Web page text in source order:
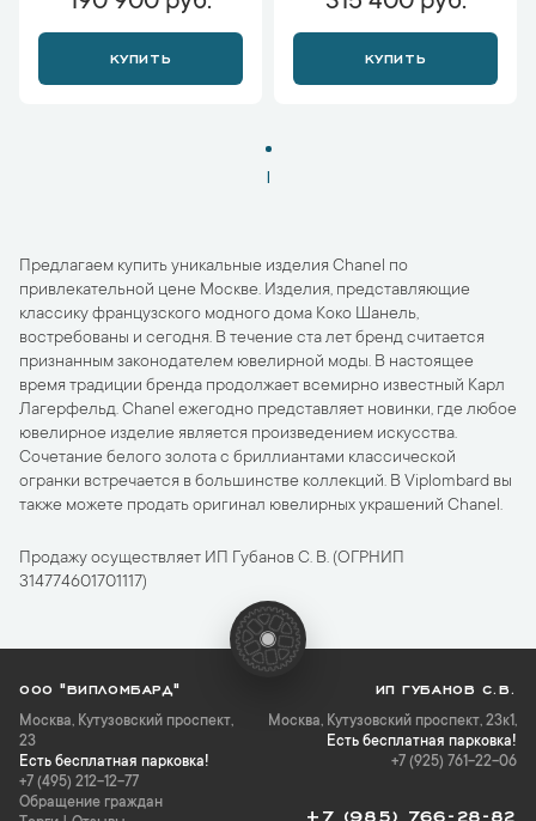
КУПИТЬ КУПИТЬ
1
Предлагаем купить уникальные изделия Chanel по
привлекательной цене Москве. Изделия, представляющие
классику французского модного дома Коко Шанель,
востребованы и сегодня. В течение ста лет бренд считается
признанным законодателем ювелирной моды. В настоящее
время традиции бренда продолжает всемирно известный Карл
Лагерфельд. Chanel ежегодно представляет новинки, где любое
ювелирное изделие является произведением искусства.
Сочетание белого золота с бриллиантами классической
огранки встречается в большинстве коллекций. В Viplombard вы
также можете продать оригинал ювелирных украшений Chanel.
Продажу осуществляет ИП Губанов С. В. (ОГРНИП
314774601701117)
ООО "ВИПЛОМБАРД"
Москва, Кутузовский проспект,
23
Есть бесплатная парковка!
+7 (495) 212-12-77
Обращение граждан
ИП ГУБАНОВ С.В.
Москва, Кутузовский проспект, 23к1,
Есть бесплатная парковка!
+7 (925) 761-22-06
+7 (985) 766-28-82